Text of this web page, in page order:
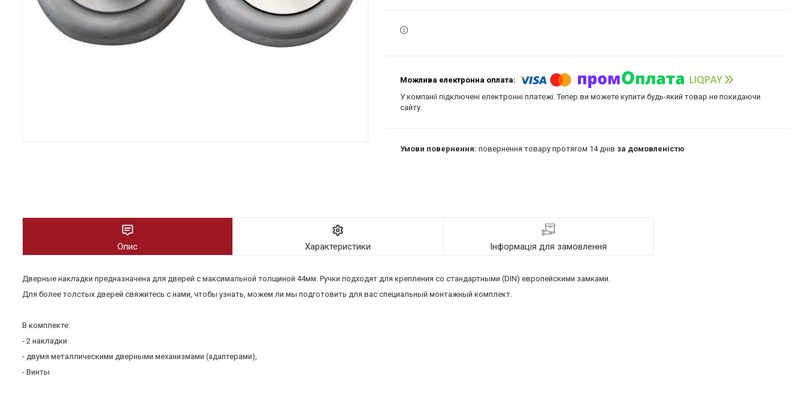
У компанії підключені електронні платежі. Тепер ви можете купити будь-який товар не покидаючи
сайту.
повернення товару протягом 14 днів за домовленістю
Опис Характеристики Інформація для замовлення
Дверные накладки предназначена для дверей с максимальной толщиной 44мм. Ручки подходят для крепления со стандартными (DIN) европейскими замками.
Для более толстых дверей свяжитесь с нами, чтобы узнать, можем ли мы подготовить для вас специальный монтажный комплект.
В комплекте:
- 2 накладки
- двумя металлическими дверными механизмами (адаптерами),
- Винты